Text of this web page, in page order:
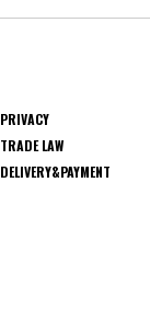
PRIVACY
TRADE LAW
DELIVERY&PAYMENT